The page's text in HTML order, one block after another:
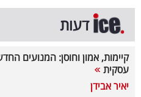
טלוויזיה
עסקי
ספורט
קריירה
דעות
קיימות, אמון וחוסן: המנועים
עסקית
יאיר אבידן